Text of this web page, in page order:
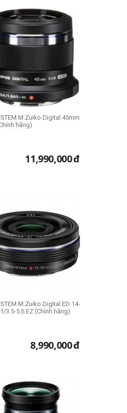
M.Zuiko Digital 45mm
hãng)
11,990,000đ
M.Zuiko Digital ED 14-
3.5-5.6 EZ (Chính hãng)
8,990,000đ